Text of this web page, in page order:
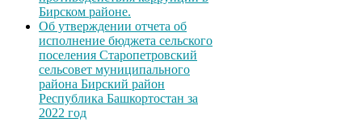
Бирском районе.
Об утверждении отчета об
исполнение бюджета сельского
поселения Старопетровский
сельсовет муниципального
района Бирский район
Республика Башкортостан за
2022 год